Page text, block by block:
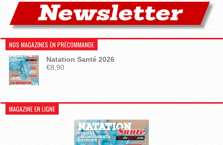
NOS MAGAZINES EN PRÉCOMMANDE
Natation Santé 2026
€8,90
MAGAZINE EN LIGNE